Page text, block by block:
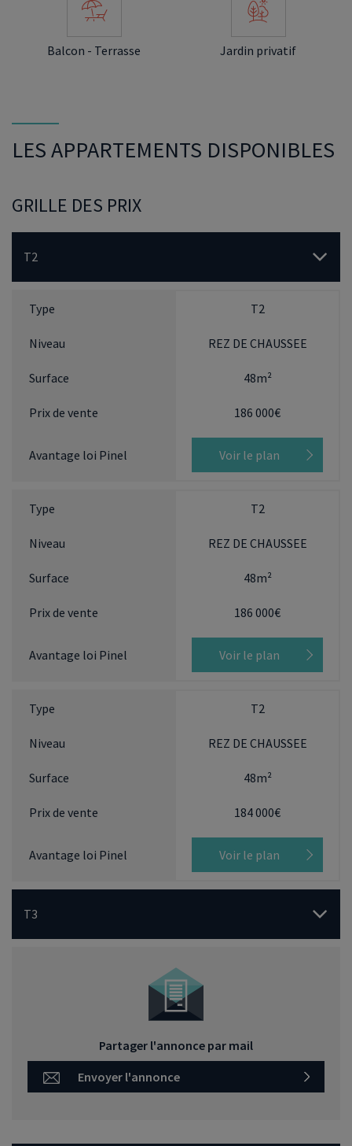
Balcon - Terrasse Jardin privatif
LES APPARTEMENTS DISPONIBLES
GRILLE DES PRIX
T2
T2
REZ DE CHAUSSEE
48m²
186 000€
Voir le plan
T2
REZ DE CHAUSSEE
48m²
186 000€
Voir le plan
T2
REZ DE CHAUSSEE
48m²
184 000€
Voir le plan
T3
Partager l'annonce par mail
Envoyer l'annonce